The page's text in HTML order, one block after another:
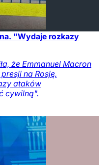
"Wydaje rozkazy
że Emmanuel Macron
na Rosję,
ataków
cywilną".